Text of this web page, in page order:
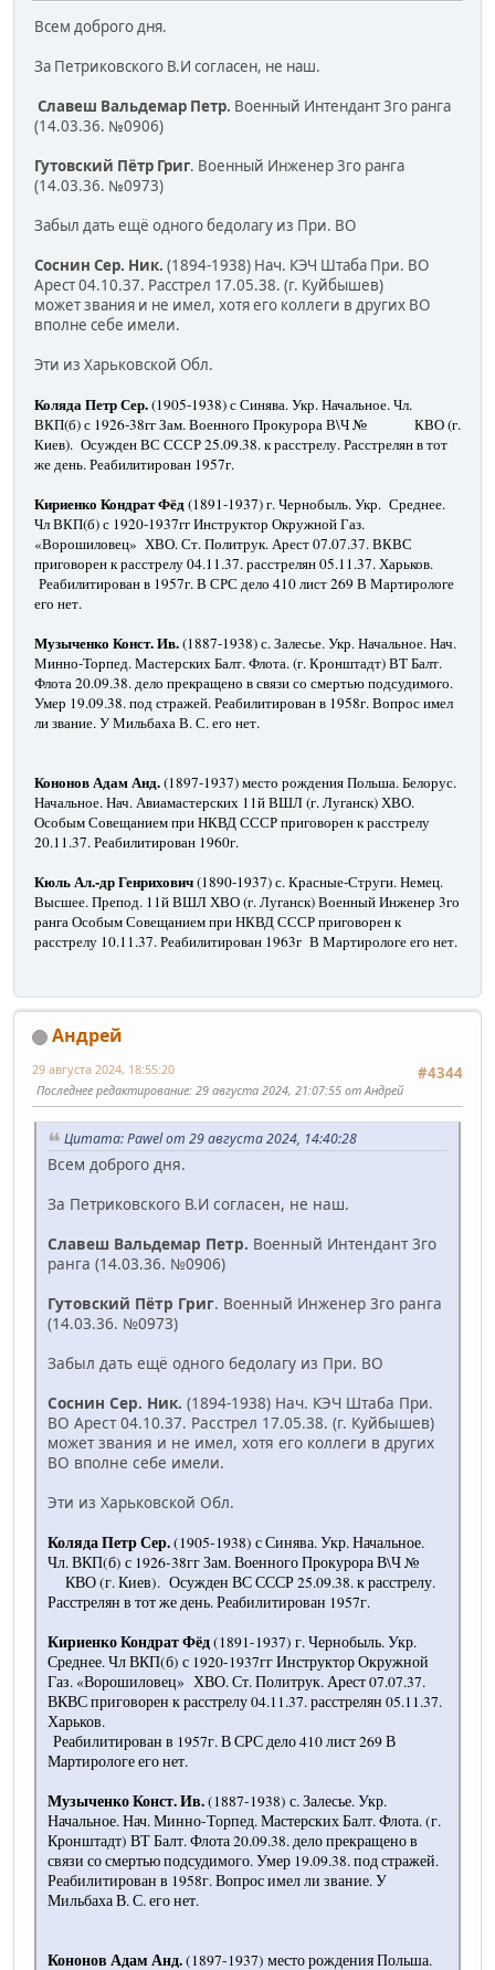
Всем доброго дня.
За Петриковского В.И согласен, не наш.
Славеш Вальдемар Петр. Военный Интендант 3го ранга
(14.03.36. №0906)
Гутовский Пётр Григ. Военный Инженер 3го ранга
(14.03.36. №0973)
Забыл дать ещё одного бедолагу из При. ВО
Соснин Сер. Ник. (1894-1938) Нач. КЭЧ Штаба При. ВО
Арест 04.10.37. Расстрел 17.05.38. (г. Куйбышев)
может звания и не имел, хотя его коллеги в других ВО
вполне себе имели.
Эти из Харьковской Обл.
Коляда Петр Сер.(1905-1938) с Синява. Укр. Начальное. Чл.
ВКП(б) с 1926-38гг Зам. Военного Прокурора В\Ч № КВО (г.
Киев). Осужден ВС СССР 25.09.38. к расстрелу. Расстрелян в тот
же день. Реабилитирован 1957г.
Кириенко Кондрат Фёд(1891-1937) г. Чернобыль. Укр. Среднее.
Чл ВКП(б) с 1920-1937гг Инструктор Окружной Газ.
«Ворошиловец» ХВО. Ст. Политрук. Арест 07.07.37. ВКВС
приговорен к расстрелу 04.11.37. расстрелян 05.11.37. Харьков.
Реабилитирован в 1957г. В СРС дело 410 лист 269 В Мартирологе
его нет.
Музыченко Конст. Ив.(1887-1938) с. Залесье. Укр. Начальное. Нач.
Минно-Торпед. Мастерских Балт. Флота. (г. Кронштадт) ВТ Балт.
Флота 20.09.38. дело прекращено в связи со смертью подсудимого.
Умер 19.09.38. под стражей. Реабилитирован в 1958г. Вопрос имел
ли звание. У Мильбаха В. С. его нет.
Кононов Адам Анд.(1897-1937) место рождения Польша. Белорус.
Начальное. Нач. Авиамастерских 11й ВШЛ (г. Луганск) ХВО.
Особым Совещанием при НКВД СССР приговорен к расстрелу
20.11.37. Реабилитирован 1960г.
Кюль Ал.-др Генрихович(1890-1937) с. Красные-Струги. Немец.
Высшее. Препод. 11й ВШЛ ХВО (г. Луганск) Военный Инженер 3го
ранга Особым Совещанием при НКВД СССР приговорен к
расстрелу 10.11.37. Реабилитирован 1963г В Мартирологе его нет.
Андрей
#4344
29 августа 2024, 18:55:20
Последнее редактирование: 29 августа 2024, 21:07:55 от Андрей
Цитата: Pawel от 29 августа 2024, 14:40:28
Всем доброго дня.
За Петриковского В.И согласен, не наш.
Славеш Вальдемар Петр. Военный Интендант 3го
ранга (14.03.36. №0906)
Гутовский Пётр Григ. Военный Инженер 3го ранга
(14.03.36. №0973)
Забыл дать ещё одного бедолагу из При. ВО
Соснин Сер. Ник. (1894-1938) Нач. КЭЧ Штаба При.
ВО Арест 04.10.37. Расстрел 17.05.38. (г. Куйбышев)
может звания и не имел, хотя его коллеги в других
ВО вполне себе имели.
Эти из Харьковской Обл.
Коляда Петр Сер.(1905-1938) с Синява. Укр. Начальное.
Чл. ВКП(б) с 1926-38гг Зам. Военного Прокурора В\Ч №
КВО (г. Киев). Осужден ВС СССР 25.09.38. к расстрелу.
Расстрелян в тот же день. Реабилитирован 1957г.
Кириенко Кондрат Фёд(1891-1937) г. Чернобыль. Укр.
Среднее. Чл ВКП(б) с 1920-1937гг Инструктор Окружной
Газ. «Ворошиловец» ХВО. Ст. Политрук. Арест 07.07.37.
ВКВС приговорен к расстрелу 04.11.37. расстрелян 05.11.37.
Харьков.
Реабилитирован в 1957г. В СРС дело 410 лист 269 В
Мартирологе его нет.
Музыченко Конст. Ив.(1887-1938) с. Залесье. Укр.
Начальное. Нач. Минно-Торпед. Мастерских Балт. Флота. (г.
Кронштадт) ВТ Балт. Флота 20.09.38. дело прекращено в
связи со смертью подсудимого. Умер 19.09.38. под стражей.
Реабилитирован в 1958г. Вопрос имел ли звание. У
Мильбаха В. С. его нет.
Кононов Адам Анд.(1897-1937) место рождения Польша.